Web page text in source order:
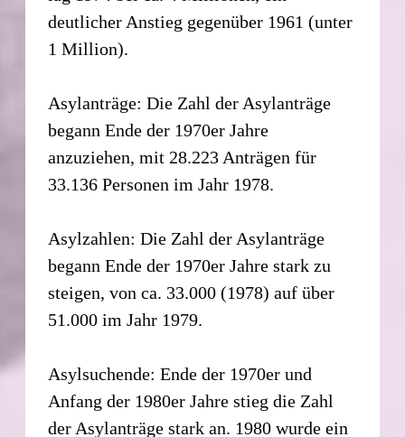
deutlicher Anstieg gegenüber 1961 (unter
1 Million).
Asylanträge: Die Zahl der Asylanträge
begann Ende der 1970er Jahre
anzuziehen, mit 28.223 Anträgen für
33.136 Personen im Jahr 1978.
Asylzahlen: Die Zahl der Asylanträge
begann Ende der 1970er Jahre stark zu
steigen, von ca. 33.000 (1978) auf über
51.000 im Jahr 1979.
Asylsuchende: Ende der 1970er und
Anfang der 1980er Jahre stieg die Zahl
der Asylanträge stark an. 1980 wurde ein